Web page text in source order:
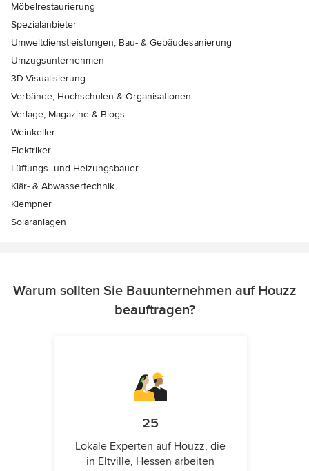
Möbelrestaurierung
Spezialanbieter
Umweltdienstleistungen, Bau- & Gebäudesanierung
Umzugsunternehmen
3D-Visualisierung
Verbände, Hochschulen & Organisationen
Verlage, Magazine & Blogs
Weinkeller
Elektriker
Lüftungs- und Heizungsbauer
Klär- & Abwassertechnik
Klempner
Solaranlagen
Warum sollten Sie Bauunternehmen auf Houzz
beauftragen?
25
Lokale Experten auf Houzz, die
in Eltville, Hessen arbeiten